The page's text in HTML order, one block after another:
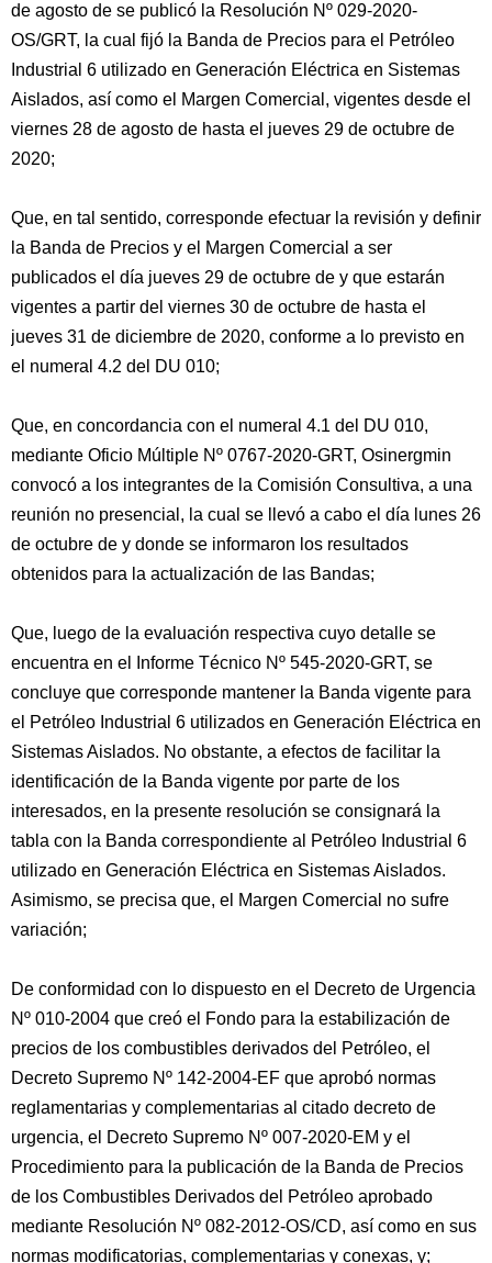
de agosto de se publicó la Resolución Nº 029-2020-
OS/GRT, la cual fijó la Banda de Precios para el Petróleo
Industrial 6 utilizado en Generación Eléctrica en Sistemas
Aislados, así como el Margen Comercial, vigentes desde el
viernes 28 de agosto de hasta el jueves 29 de octubre de
2020;
Que, en tal sentido, corresponde efectuar la revisión y definir
la Banda de Precios y el Margen Comercial a ser
publicados el día jueves 29 de octubre de y que estarán
vigentes a partir del viernes 30 de octubre de hasta el
jueves 31 de diciembre de 2020, conforme a lo previsto en
el numeral 4.2 del DU 010;
Que, en concordancia con el numeral 4.1 del DU 010,
mediante Oficio Múltiple Nº 0767-2020-GRT, Osinergmin
convocó a los integrantes de la Comisión Consultiva, a una
reunión no presencial, la cual se llevó a cabo el día lunes 26
de octubre de y donde se informaron los resultados
obtenidos para la actualización de las Bandas;
Que, luego de la evaluación respectiva cuyo detalle se
encuentra en el Informe Técnico Nº 545-2020-GRT, se
concluye que corresponde mantener la Banda vigente para
el Petróleo Industrial 6 utilizados en Generación Eléctrica en
Sistemas Aislados. No obstante, a efectos de facilitar la
identificación de la Banda vigente por parte de los
interesados, en la presente resolución se consignará la
tabla con la Banda correspondiente al Petróleo Industrial 6
utilizado en Generación Eléctrica en Sistemas Aislados.
Asimismo, se precisa que, el Margen Comercial no sufre
variación;
De conformidad con lo dispuesto en el Decreto de Urgencia
Nº 010-2004 que creó el Fondo para la estabilización de
precios de los combustibles derivados del Petróleo, el
Decreto Supremo Nº 142-2004-EF que aprobó normas
reglamentarias y complementarias al citado decreto de
urgencia, el Decreto Supremo Nº 007-2020-EM y el
Procedimiento para la publicación de la Banda de Precios
de los Combustibles Derivados del Petróleo aprobado
mediante Resolución Nº 082-2012-OS/CD, así como en sus
normas modificatorias, complementarias y conexas, y;